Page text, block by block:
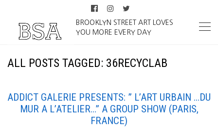
BROOKLYN STREET ART LOVES
YOU MORE EVERY DAY
ALL POSTS TAGGED: 36RECYCLAB
ADDICT GALERIE PRESENTS: ” L’ART URBAIN …DU
MUR A L’ATELIER…” A GROUP SHOW (PARIS,
FRANCE)